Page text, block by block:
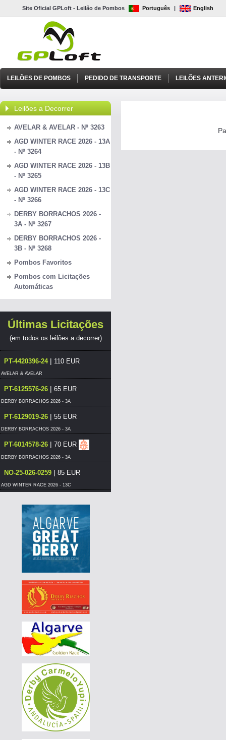
Site Oficial GPLoft - Leilão de Pombos Português | English
LEILÕES DE POMBOS PEDIDO DE TRANSPORTE LEILÕES
Leilões a Decorrer
AVELAR & AVELAR - Nº 3263
AGD WINTER RACE 2026 - 13A
- Nº 3264
AGD WINTER RACE 2026 - 13B
- Nº 3265
AGD WINTER RACE 2026 - 13C
- Nº 3266
DERBY BORRACHOS 2026 -
3A - Nº 3267
DERBY BORRACHOS 2026 -
3B - Nº 3268
Pombos Favoritos
Pombos com Licitações
Automáticas
Últimas Licitações
(em todos os leilões a decorrer)
PT-4420396-24| 110 EUR
AVELAR & AVELAR
PT-6125576-26 | 65 EUR
DERBY BORRACHOS 2026 - 3A
PT-6129019-26 | 55 EUR
DERBY BORRACHOS 2026 - 3A
PT-6014578-26 | 70 EUR
DERBY BORRACHOS 2026 - 3A
NO-25-026-0259 | 85 EUR
AGD WINTER RACE 2026 - 13C
AGD WINTER RACE 2026 - 13C
NO-25-026-0259|80 EUR
AGD WINTER RACE 2026 - 13C
NO-25-026-0259|80 EUR
NO-25-026-0259|75 EUR
AGD WINTER RACE 2026 - 13C
NO-25-026-0259|70 EUR
AGD WINTER RACE 2026 - 13C
DE-25-04857-1313|70 EUR
AGD WINTER RACE 2026 - 13C
PT-6125576-26|60 EUR
DERBY BORRACHOS 2026 - 3A
DE-25-07744-896|110 EUR
AGD WINTER RACE 2026 - 13B
PT-6201101-26|55 EUR